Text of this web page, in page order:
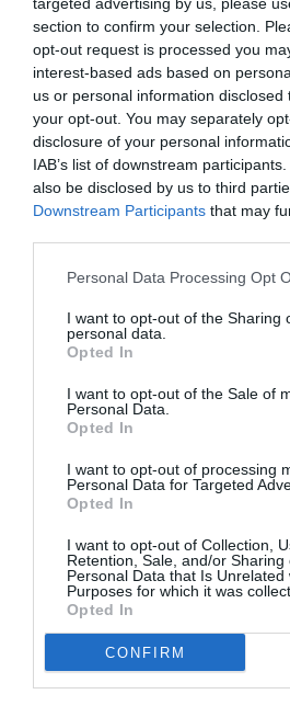
section to confirm your selection.
opt-out request is processed you
interest-based ads based on
us or personal information
your opt-out. You may separately
disclosure of your personal
IAB’s list of downstream
also be disclosed by us to third
Downstream Participants that may
Personal Data Processing Opt
I want to opt-out of the Sharing
personal data.
Opted In
I want to opt-out of the Sale of
Personal Data.
Opted In
I want to opt-out of processing
Personal Data for Targeted
Opted In
I want to opt-out of Collection,
Retention, Sale, and/or Sharing
Personal Data that Is Unrelated
Purposes for which it was
Opted In
CONFIRM
See
more
Articolul anterior
Hărțuieli sexuale, o
îngrijitoare în Italia
A dat în judecată
Palermo pentru ”condiții
degradante”, român
pe zi